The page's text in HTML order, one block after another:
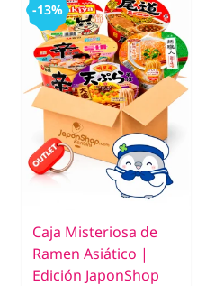
-13%
Caja Misteriosa de
Ramen Asiático |
Edición JaponShop